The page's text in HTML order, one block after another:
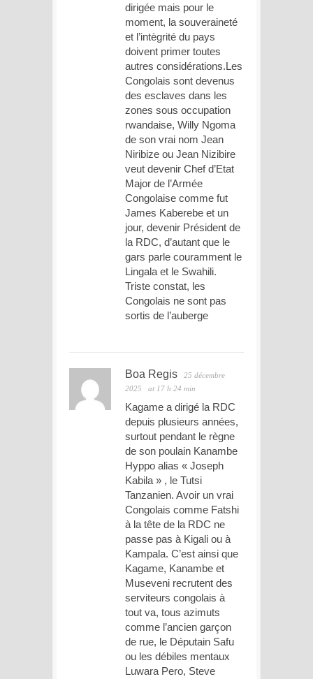
dirigée mais pour le
moment, la souveraineté
et l’intègrité du pays
doivent primer toutes
autres considérations.Les
Congolais sont devenus
des esclaves dans les
zones sous occupation
rwandaise, Willy Ngoma
de son vrai nom Jean
Niribize ou Jean Nizibire
veut devenir Chef d’Etat
Major de l’Armée
Congolaise comme fut
James Kaberebe et un
jour, devenir Président de
la RDC, d’autant que le
gars parle couramment le
Lingala et le Swahili.
Triste constat, les
Congolais ne sont pas
sortis de l’auberge
Boa Regis
25 décembre
2025
at 17 h 24 min
Kagame a dirigé la RDC
depuis plusieurs années,
surtout pendant le règne
de son poulain Kanambe
Hyppo alias « Joseph
Kabila » , le Tutsi
Tanzanien. Avoir un vrai
Congolais comme Fatshi
à la tête de la RDC ne
passe pas à Kigali ou à
Kampala. C’est ainsi que
Kagame, Kanambe et
Museveni recrutent des
serviteurs congolais à
tout va, tous azimuts
comme l’ancien garçon
de rue, le Députain Safu
ou les débiles mentaux
Luwara Pero, Steve